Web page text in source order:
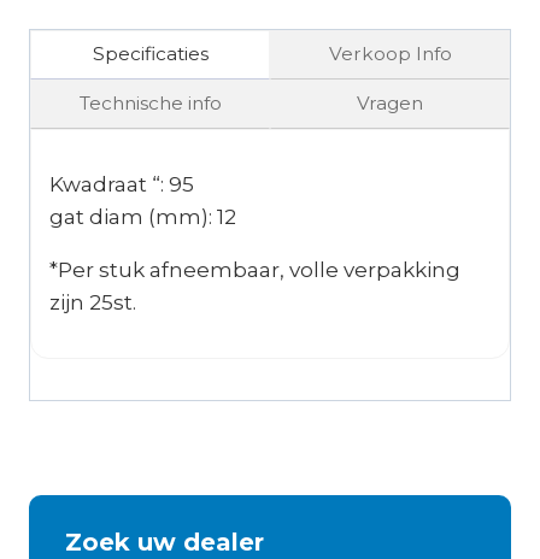
Specificaties Verkoop Info
Technische info Vragen
Kwadraat “: 95
gat diam (mm): 12
*Per stuk afneembaar, volle verpakking
zijn 25st.
Zoek uw dealer